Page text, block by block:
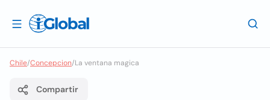
Chile/Concepcion/La ventana magica
Compartir